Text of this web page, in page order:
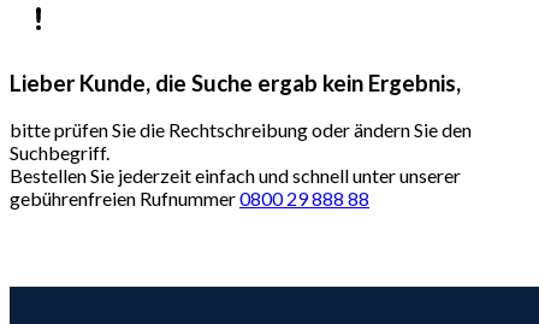
Lieber Kunde, die Suche ergab kein Ergebnis,
bitte prüfen Sie die Rechtschreibung oder ändern Sie den
Suchbegriff.
Bestellen Sie jederzeit einfach und schnell unter unserer
gebührenfreien Rufnummer0800 29 888 88